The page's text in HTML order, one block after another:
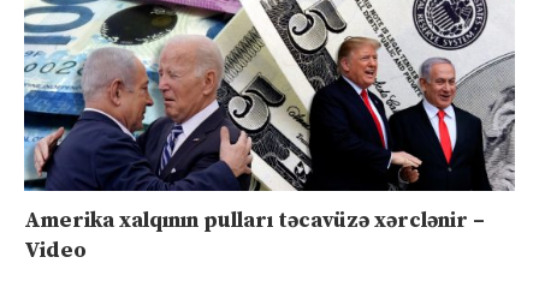
Amerika xalqının pulları təcavüzə xərclənir –
Video